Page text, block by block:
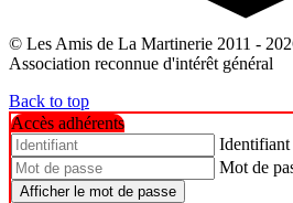
© Les Amis de La Martinerie 2011 -
Association reconnue d'intérêt général
Back to top
Accès adhérents
Identifiant
Mot de
Afficher le mot de passe